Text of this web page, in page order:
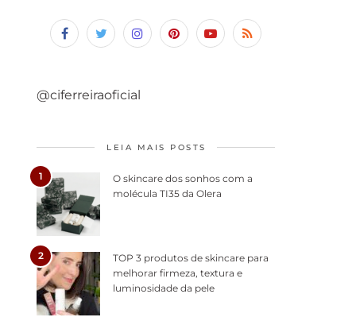
@ciferreiraoficial
LEIA MAIS POSTS
1
O skincare dos sonhos com a
molécula TI35 da Olera
2
TOP 3 produtos de skincare para
melhorar firmeza, textura e
luminosidade da pele